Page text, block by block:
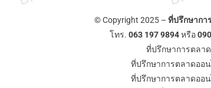
© Copyright 2025 – ที่ปรึกษากา
โทร. 063 197 9894หรือ
ที่ปรึกษาการตลาด
ที่ปรึกษาการตลาดออ
ที่ปรึกษาการตลาดออ